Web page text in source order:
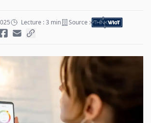
Lecture : 3 min
Source :